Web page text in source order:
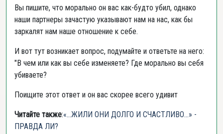
Вы пишите, что морально он вас как-будто убил, однако
наши партнеры зачастую указывают нам на нас, как бы
заркалят нам наше отношение к себе.
И вот тут возникает вопрос, подумайте и ответьте на него:
"В чем или как вы себе изменяете? Где морально вы себя
убиваете?
Поищите этот ответ и он вас скорее всего удивит
Читайте также:«...ЖИЛИ ОНИ ДОЛГО И СЧАСТЛИВО...» -
ПРАВДА ЛИ?